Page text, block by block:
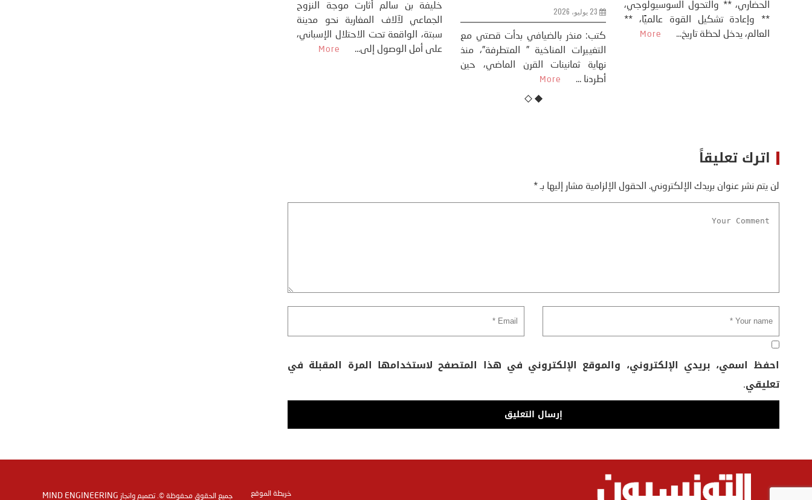
23 يوليو، 2026
كتب: منذر بالضيافي بدأت قصتي مع
التغييرات المناخية ” المتطرفة”، منذ
** وإعادة تشكيل القوة عالميًا، **
العالم، يدخل لحظة تاريخ...
More
تحليل – منذر بالضيافي عاد الرئيس
الأمريكي دونالد ترامب إلى قصف
ايران، وذلك ردا على ما اعتبره الرئيس
اترك تعليقاً
لن يتم نشر عنوان بريدك الإلكتروني. الحقول الإلزامية مشار إليها بـ*
احفظ اسمي، بريدي الإلكتروني، والموقع الإلكتروني في هذا المتصفح لاستخدامها المرة المقبلة في
تعليقي.
جميع الحقوق محفوظة ©. تصميم وانجاز MIND ENGINEERING خريطة الموقع